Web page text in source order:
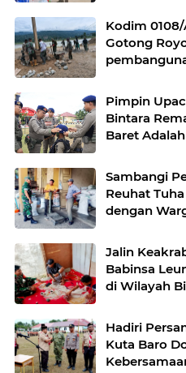
Kodim
Gotong
Pimpin
Bintara
Baret
Sambangi
Reuhat
dengan
Jalin
Babinsa
di Wilayah
Hadiri
Kuta Baro